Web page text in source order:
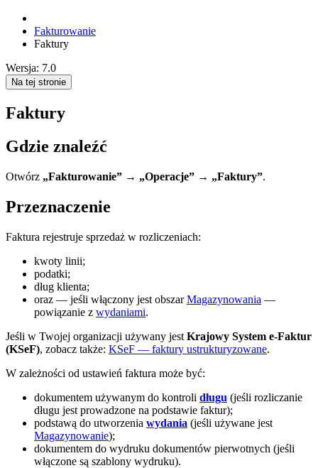
Fakturowanie
Faktury
Wersja: 7.0
Na tej stronie
Faktury
Gdzie znaleźć
Otwórz „Fakturowanie” → „Operacje” → „Faktury”.
Przeznaczenie
Faktura rejestruje sprzedaż w rozliczeniach:
kwoty linii;
podatki;
dług klienta;
oraz — jeśli włączony jest obszarMagazynowania —
powiązanie z wydaniami.
Jeśli w Twojej organizacji używany jest Krajowy System e‑Faktur
(KSeF), zobacz także: KSeF — faktury ustrukturyzowane.
W zależności od ustawień faktura może być:
dokumentem używanym do kontroli długu (jeśli rozliczanie
długu jest prowadzone na podstawie faktur);
podstawą do utworzenia wydania (jeśli używane jest
Magazynowanie);
dokumentem do wydruku dokumentów pierwotnych (jeśli
włączone są szablony wydruku).